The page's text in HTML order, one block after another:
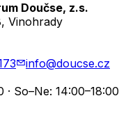
Doučse, z.s.
Vinohrady
info@doucse.cz
· So–Ne: 14:00–18:00